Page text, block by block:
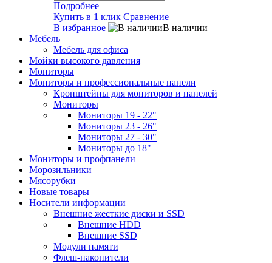
Подробнее
Купить в 1 клик Сравнение
В избранное
В наличии
Мебель
Мебель для офиса
Мойки высокого давления
Мониторы
Мониторы и профессиональные панели
Кронштейны для мониторов и панелей
Мониторы
Мониторы 19 - 22"
Мониторы 23 - 26"
Мониторы 27 - 30"
Мониторы до 18"
Мониторы и профпанели
Морозильники
Мясорубки
Новые товары
Носители информации
Внешние жесткие диски и SSD
Внешние HDD
Внешние SSD
Модули памяти
Флеш-накопители